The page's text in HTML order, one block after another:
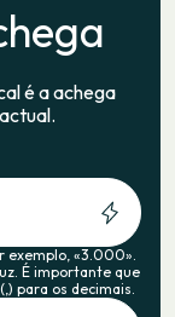
é a achega
exemplo, «3.000».
É importante que
para os decimais.